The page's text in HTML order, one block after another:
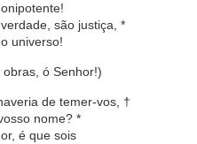
são justiça, *
universo!
ó Senhor!)
de temer-vos, †
nome? *
é que sois